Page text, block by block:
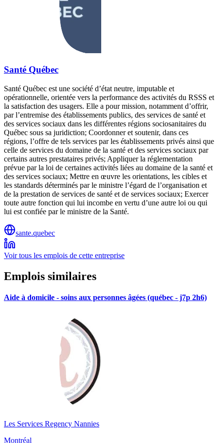
Santé Québec
Santé Québec est une société d’état neutre, imputable et
opérationnelle, orientée vers la performance des activités du RSSS et
la satisfaction des usagers. Elle a pour mission, notamment d’offrir,
par l’entremise des établissements publics, des services de santé et
des services sociaux dans les différentes régions sociosanitaires du
Québec sous sa juridiction; Coordonner et soutenir, dans ces
régions, l’offre de tels services par les établissements privés ainsi que
celle de services du domaine de la santé et des services sociaux par
certains autres prestataires privés; Appliquer la réglementation
prévue par la loi de certaines activités liées au domaine de la santé et
des services sociaux; Mettre en œuvre les orientations, les cibles et
les standards déterminés par le ministre l’égard de l’organisation et
de la prestation de services de santé et de services sociaux; Exercer
toute autre fonction qui lui incombe en vertu d’une autre loi ou qui
lui est confiée par le ministre de la Santé.
sante.quebec
Voir tous les emplois de cette entreprise
Emplois similaires
Aide à domicile - soins aux personnes âgées (québec - j7p 2h6)
Les Services Regency Nannies
Montréal